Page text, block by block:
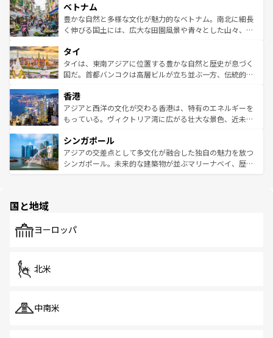
参照してほしい。
容にもいいと評判のスイーツなど、バラエティ豊かな料理
が味わえる。 なお、新着の台湾情報は コンテンツ一覧を参
照してほしい。
き、地方に足を延ばせば四季折々の自然美を楽しむことが
できる。そして、キムチや焼肉、絶品のストリートフード
まで、さまざまな韓国料理が待っている。夜には、韓国な
リティに包まれながら、韓国の多彩な魅力を心ゆくまで味
わってみてほしい。 なお、新着の韓国情報はコンテンツ一
覧を参照してほしい。
ベトナム
豊かな自然と多様な文化が魅力的なベトナム。南北に細長
く伸びる国土には、広大な田園風景や青々とした山々、世
急速な発展と共に伝統が息づく。ハノイの古い町並みやホ
ーチミン市のフランス統治時代の建物も、独特の雰囲気を
醸し出している。また、バラエティの豊かさとおいしさで
とつ。フォーやバインミー、ベトナムコーヒーなどは、ぜ
ひ現地で味わいたい。どの地域を訪れてもあたたかい人々
が旅行者を迎えてくれるので、きっと忘れられない旅にな
参照してほしい。
タイ
タイは、東南アジアに位置する豊かな自然と歴史が息づく
国だ。首都バンコクは高層ビルが立ち並ぶ一方、伝統的な
の活気が交差している。北部ではチェンマイなどの山岳地
帯で自然と触れ合い、南部ではプーケットやクラビの美し
いビーチでリゾート気分を楽しむことができる。タイ料理
激する。気候は一年中温暖で、どの季節にも異なる楽しみ
が待っている。親しみやすいタイの人々、仏教を中心とし
た文化、そして多様な観光資源が、訪れる旅人を魅了し続
香港
アジアと西洋の文化が交わる香港は、特有のエネルギーを
もっている。ヴィクトリア湾に広がる壮大な景色、近未来
み、どこを訪れても感動するはず。観光スポットが密集し
ており、効率よく見どころを回れるのも魅力。息をのむよ
うな絶景から文化的な体験まで、香港を存分に楽しみ尽く
シンガポール
アジアの交差点として多文化が融合した独自の魅力を放つ
シンガポール。未来的な建築物が並ぶマリーナベイ、歴史
で、ホーカーズは地元の風情を楽しめる外せないスポット
国と地域
ヨーロッパ
北米
中南米